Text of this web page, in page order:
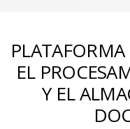
EL
Y EL